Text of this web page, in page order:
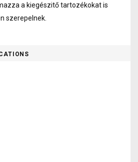
a kiegészitő tartozékokat is
szerepelnek.